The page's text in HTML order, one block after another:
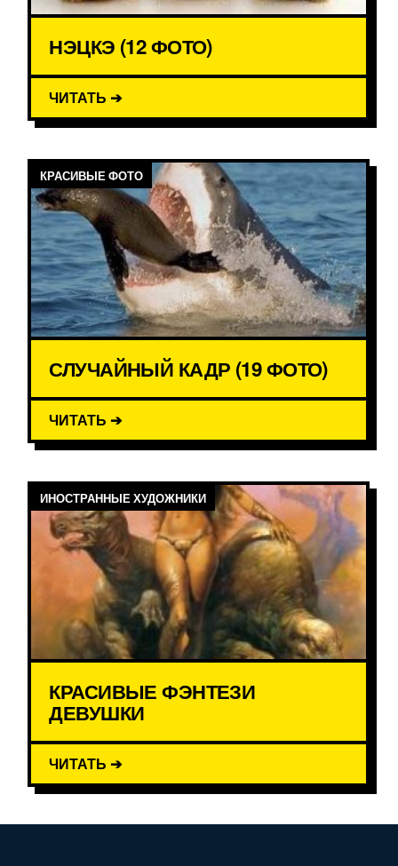
НЭЦКЭ (12 ФОТО)
ЧИТАТЬ ➔
КРАСИВЫЕ ФОТО
СЛУЧАЙНЫЙ КАДР (19 ФОТО)
ЧИТАТЬ ➔
ИНОСТРАННЫЕ ХУДОЖНИКИ
КРАСИВЫЕ ФЭНТЕЗИ
ДЕВУШКИ
ЧИТАТЬ ➔